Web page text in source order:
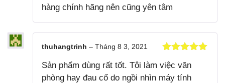
hàng chính hãng nên cũng yên tâm
hạng55
sao
thuhangtrinh – Tháng 8 3, 2021
Sản phẩm dùng rất tốt. Tôi làm việc văn
phòng hay đau cổ do ngồi nhìn máy tính